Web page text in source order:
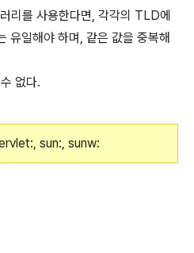
리를 사용한다면, 각각의 TLD에
유일해야 하며, 같은 값을 중복해
없다.
sun:, sunw: